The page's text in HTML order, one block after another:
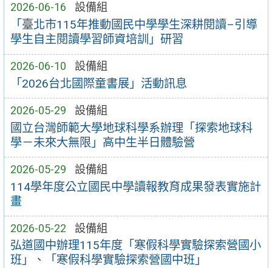
2026-06-16 設備組
「臺北市115年推動國民中學學生深耕閱讀–引導
學生自主閱讀學習師資培訓」研習
2026-06-10 設備組
「2026台北國際童書展」活動訊息
2026-05-29 設備組
國立台灣師範大學地球科學系辦理「探索地球科
學－未來大無限」高中生半日體驗營
2026-05-29 設備組
114學年度公立國民中學讀報教育成果發表實施計
畫
2026-05-22 設備組
弘道國中辦理115年度「寒假科學實驗探索營國小
班」、「寒假科學實驗探索營國中班」